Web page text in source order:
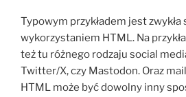
Typowym przykładem jest zwykła
wykorzystaniem HTML. Na
też tu różnego rodzaju social
Twitter/X, czy Mastodon. Oraz
HTML może być dowolny inny